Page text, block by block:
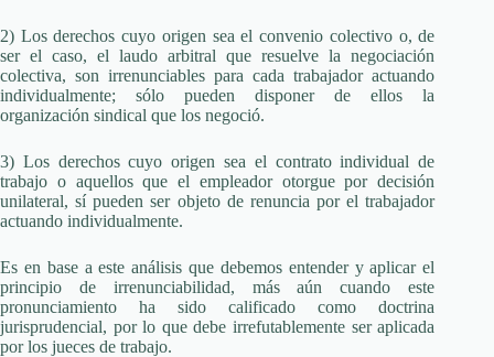
2) Los derechos cuyo origen sea el convenio colectivo o, de
ser el caso, el laudo arbitral que resuelve la negociación
colectiva, son irrenunciables para cada trabajador actuando
individualmente; sólo pueden disponer de ellos la
organización sindical que los negoció.
3) Los derechos cuyo origen sea el contrato individual de
trabajo o aquellos que el empleador otorgue por decisión
unilateral, sí pueden ser objeto de renuncia por el trabajador
actuando individualmente.
Es en base a este análisis que debemos entender y aplicar el
principio de irrenunciabilidad, más aún cuando este
pronunciamiento ha sido calificado como doctrina
jurisprudencial, por lo que debe irrefutablemente ser aplicada
por los jueces de trabajo.